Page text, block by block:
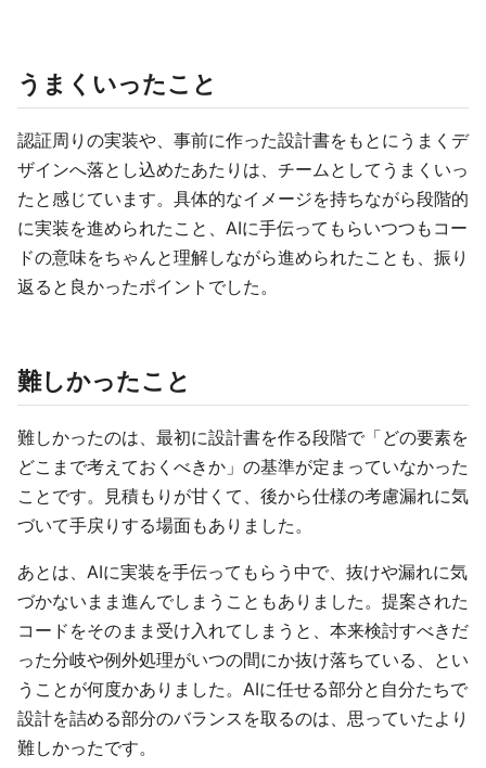
うまくいったこと
認証周りの実装や、事前に作った設計書をもとにうまくデ
ザインへ落とし込めたあたりは、チームとしてうまくいっ
たと感じています。具体的なイメージを持ちながら段階的
に実装を進められたこと、AIに手伝ってもらいつつもコー
ドの意味をちゃんと理解しながら進められたことも、振り
返ると良かったポイントでした。
難しかったこと
難しかったのは、最初に設計書を作る段階で「どの要素を
どこまで考えておくべきか」の基準が定まっていなかった
ことです。見積もりが甘くて、後から仕様の考慮漏れに気
づいて手戻りする場面もありました。
あとは、AIに実装を手伝ってもらう中で、抜けや漏れに気
づかないまま進んでしまうこともありました。提案された
コードをそのまま受け入れてしまうと、本来検討すべきだ
った分岐や例外処理がいつの間にか抜け落ちている、とい
うことが何度かありました。AIに任せる部分と自分たちで
設計を詰める部分のバランスを取るのは、思っていたより
難しかったです。